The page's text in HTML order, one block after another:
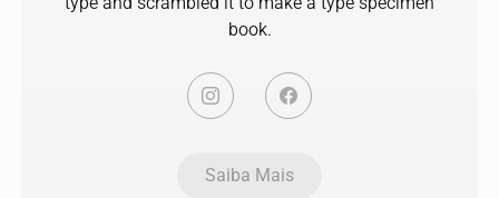
book.
Saiba Mais